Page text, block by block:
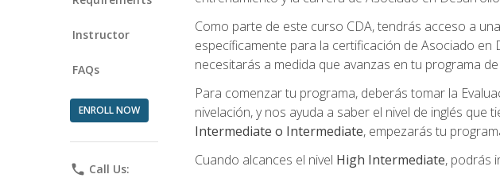
Instructor
FAQs
ENROLL NOW
phone Call Us:
Como parte de este curso CDA, tendrás acceso a
específicamente para la certificación de Asociado
necesitarás a medida que avanzas en tu programa
Para comenzar tu programa, deberás tomar la
nivelación, y nos ayuda a saber el nivel de inglés que
Intermediate o Intermediate, empezarás tu
Cuando alcances el nivel High Intermediate, podrás